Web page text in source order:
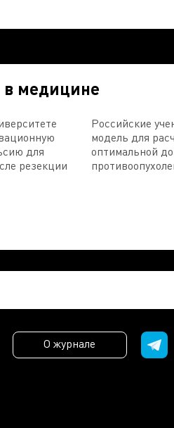
в медицине
для
резекции
Российские
модель для
оптимальной
О журнале